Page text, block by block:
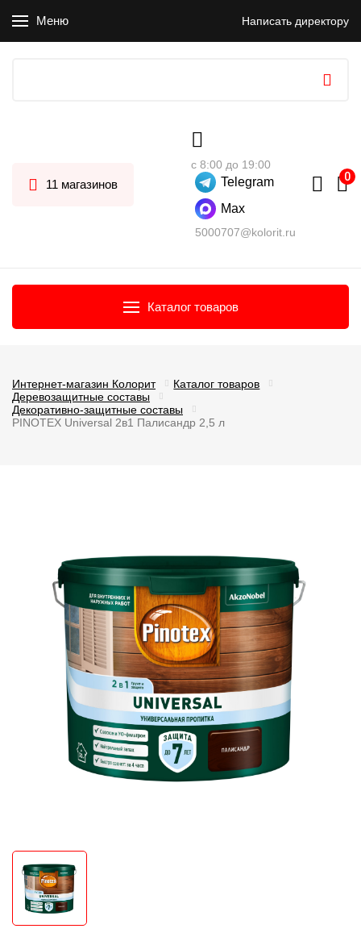
Меню Написать директору
11 магазинов
с 8:00 до 19:00
Telegram
Max
5000707@kolorit.ru
Каталог товаров
Интернет-магазин Колорит
Каталог товаров
Деревозащитные составы
Декоративно-защитные составы
PINOTEX Universal 2в1 Палисандр 2,5 л